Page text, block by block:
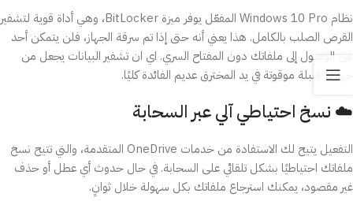
نظام Windows 10 Pro المفعّل يوفر ميزة BitLocker، وهي أداة قوية لتشفير
القرص الصلب بالكامل. هذا يعني أنه حتى إذا تم سرقة الجهاز، فلن يتمكن أحد
من الوصول إلى ملفاتك دون المفتاح السري. اي ان تشفير البيانات يجعل من
جهازك قنبلة موقوتة في يد المخترق عديم الفائدة كليًا.
☁️ نسخ احتياطي آلي عبر السحابة
التفعيل يتيح لك الاستفادة من خدمات OneDrive المتقدمة، والتي تتيح نسخ
ملفاتك احتياطيًا بشكل تلقائي على السحابة. في حال حدوث أي عطل أو حذف
غير مقصود، يمكنك استرجاع ملفاتك بكل سهولة خلال ثوانٍ.